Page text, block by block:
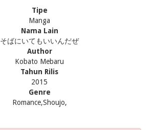
Tipe
Manga
Nama Lain
そばにいてもいいんだぜ
Author
Kobato Mebaru
Tahun Rilis
2015
Genre
Romance,Shoujo,